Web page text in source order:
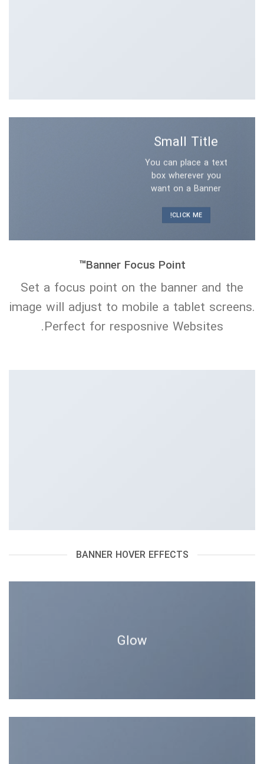
Small Title
You can place a text
box wherever you
want on a Banner
CLICK ME!
Banner Focus Point
™
Set a focus point on the banner and the
image will adjust to mobile a tablet screens.
Perfect for resposnive Websites.
BANNER HOVER EFFECTS
Glow